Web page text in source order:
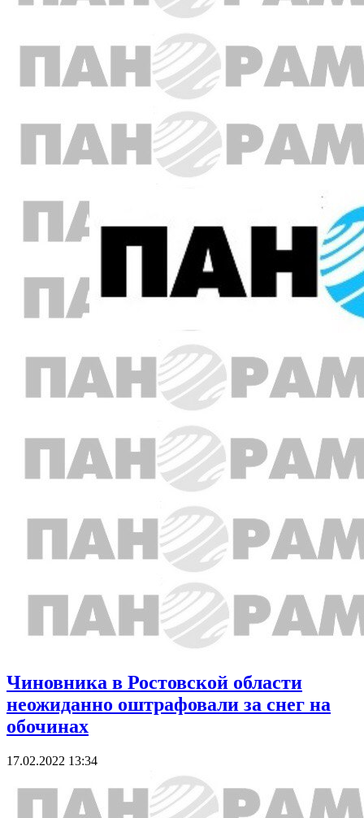
Чиновника в Ростовской области
неожиданно оштрафовали за снег на
обочинах
17.02.2022 13:34